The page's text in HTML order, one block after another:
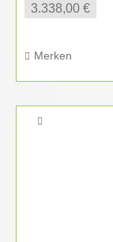
3.338,00 €
Merken